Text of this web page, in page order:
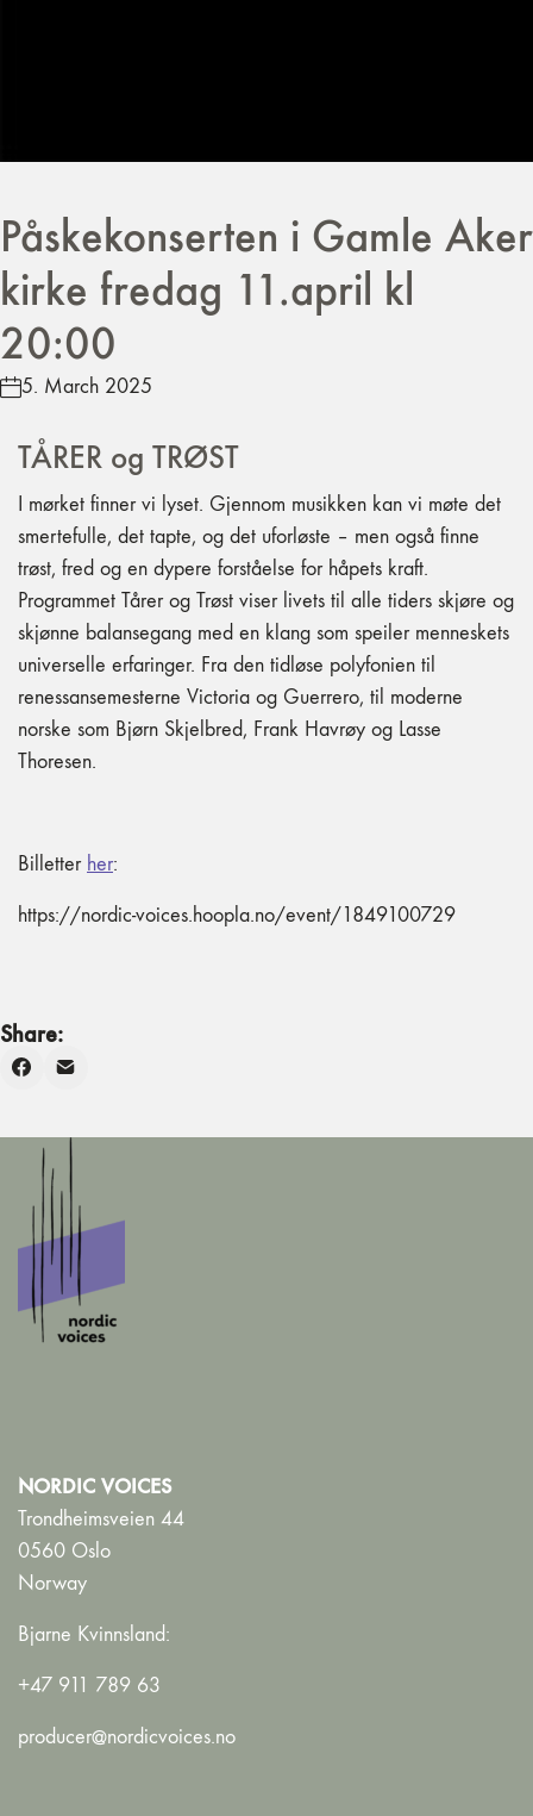
Påskekonserten i Gamle Aker
kirke fredag 11.april kl
20:00
5. March 2025
TÅRER og TRØST
I mørket finner vi lyset. Gjennom musikken kan vi møte det
smertefulle, det tapte, og det uforløste – men også finne
trøst, fred og en dypere forståelse for håpets kraft.
Programmet Tårer og Trøst viser livets til alle tiders skjøre og
skjønne balansegang med en klang som speiler menneskets
universelle erfaringer. Fra den tidløse polyfonien til
renessansemesterne Victoria og Guerrero, til moderne
norske som Bjørn Skjelbred, Frank Havrøy og Lasse
Thoresen.
Billetter her:
https://nordic-voices.hoopla.no/event/1849100729
Share:
NORDIC VOICES
Trondheimsveien 44
0560 Oslo
Norway
Bjarne Kvinnsland:
+47 911 789 63
producer@nordicvoices.no